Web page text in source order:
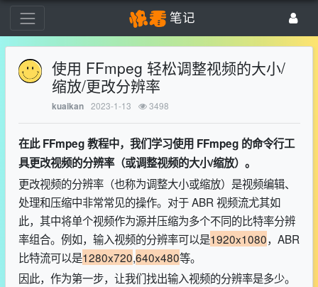
笔记
使用 FFmpeg 轻松调整视频的大小/
缩放/更改分辨率
kuaikan 2023-1-13 3498
在此 FFmpeg 教程中，我们学习使用 FFmpeg 的命令行工
具更改视频的分辨率（或调整视频的大小/缩放）。
更改视频的分辨率（也称为调整大小或缩放）是视频编辑、
处理和压缩中非常常见的操作。对于 ABR 视频流尤其如
此，其中将单个视频作为源并压缩为多个不同的比特率分辨
率组合。例如，输入视频的分辨率可以是1920x1080，ABR
比特流可以是1280x720,640x480等。
因此，作为第一步，让我们找出输入视频的分辨率是多少。